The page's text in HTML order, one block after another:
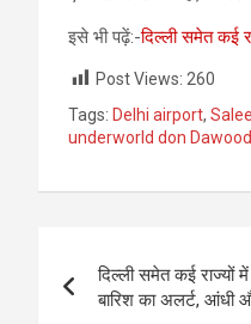
इसे भी पढ़ें:-दिल्ली समेत कई
Post Views: 260
Tags: Delhi airport,
underworld don
navigation
दिल्ली समेत कई राज्यों
बारिश का अलर्ट, आंधी